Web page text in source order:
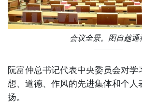
会议全景。图自越通
阮富仲总书记代表中央委员会对学
想、道德、作风的先进集体和个人
扬。